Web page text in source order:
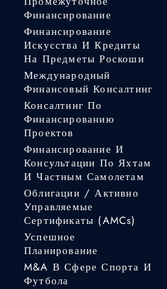
Финансирование
Финансирование
Искусства И Кредиты
На Предметы Роскоши
Международный
Финансовый Консалтинг
Консалтинг По
Финансированию
Проектов
Финансирование И
Консультации По Яхтам
И Частным Самолетам
Облигации / Активно
Управляемые
Сертификаты (AMCs)
Успешное
Планирование
M&A В Сфере Спорта И
Футбола